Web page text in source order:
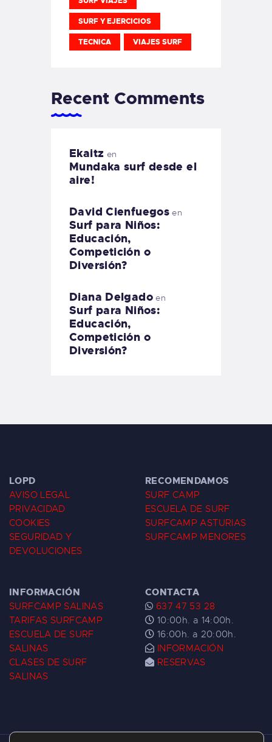
SURF Y EJERCICIOS
TECNICA VIAJES SURF
Recent Comments
Ekaitz en
Mundaka surf desde el
aire!
David Cienfuegos en
Surf para Niños:
Educación,
Competición o
Diversión?
Diana Delgadoen
Surf para Niños:
Educación,
Competición o
Diversión?
LOPD
AVISO LEGAL
PRIVACIDAD
COOKIES
SEGURIDAD Y
DEVOLUCIONES
RECOMENDAMOS
SURF CAMP
ESCUELA DE SURF
SURFCAMP ASTURIAS
SURFCAMP MENORES
INFORMACIÓN
SURFCAMP SALINAS
TARIFAS SURFCAMP
ESCUELA DE SURF
SALINAS
CLASES DE SURF
SALINAS
CONTACTA
637 47 53 28
10:00h. a 14:00h.
16:00h. a 20:00h.
INFORMACIÓN
RESERVAS